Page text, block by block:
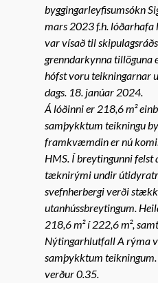
byggingarleyfisumsókn
mars 2023 f.h. lóðarhafa
var vísað til
grenndarkynna tillöguna
hófst voru teikningarnar
dags. 18. janúar 2024.
Á lóðinni er 218,6 m²
samþykktum teikningu
framkvæmdin er nú
HMS. Í breytingunni
tæknirými undir
svefnherbergi verði
utanhússbreytingum.
218,6 m² í 222,6 m²,
Nýtingarhlutfall A rýma
samþykktum
verður 0.35.